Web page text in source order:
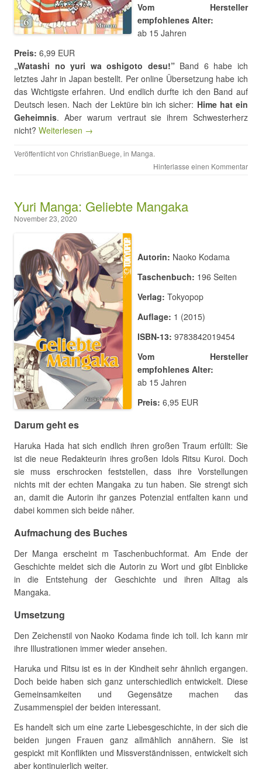
Vom Hersteller
empfohlenes Alter:
ab 15 Jahren
Preis: 6,99 EUR
„Watashi no yuri wa oshigoto desu!”Band 6 habe ich
letztes Jahr in Japan bestellt. Per online Übersetzung habe ich
das Wichtigste erfahren. Und endlich durfte ich den Band auf
Deutsch lesen. Nach der Lektüre bin ich sicher: Hime hat ein
Geheimnis. Aber warum vertraut sie ihrem Schwesterherz
nicht? Weiterlesen →
Veröffentlicht von ChristianBuege, in Manga.
Hinterlasse einen Kommentar
Yuri Manga: Geliebte Mangaka
November 23, 2020
Autorin: Naoko Kodama
Taschenbuch: 196 Seiten
Verlag: Tokyopop
Auflage: 1 (2015)
ISBN-13: 9783842019454
Vom Hersteller
empfohlenes Alter:
ab 15 Jahren
Preis: 6,95 EUR
Darum geht es
Haruka Hada hat sich endlich ihren großen Traum erfüllt: Sie
ist die neue Redakteurin ihres großen Idols Ritsu Kuroi. Doch
sie muss erschrocken feststellen, dass ihre Vorstellungen
nichts mit der echten Mangaka zu tun haben. Sie strengt sich
an, damit die Autorin ihr ganzes Potenzial entfalten kann und
dabei kommen sich beide näher.
Aufmachung des Buches
Der Manga erscheint m Taschenbuchformat. Am Ende der
Geschichte meldet sich die Autorin zu Wort und gibt Einblicke
in die Entstehung der Geschichte und ihren Alltag als
Mangaka.
Umsetzung
Den Zeichenstil von Naoko Kodama finde ich toll. Ich kann mir
ihre Illustrationen immer wieder ansehen.
Haruka und Ritsu ist es in der Kindheit sehr ähnlich ergangen.
Doch beide haben sich ganz unterschiedlich entwickelt. Diese
Gemeinsamkeiten und Gegensätze machen das
Zusammenspiel der beiden interessant.
Es handelt sich um eine zarte Liebesgeschichte, in der sich die
beiden jungen Frauen ganz allmählich annähern. Sie ist
gespickt mit Konflikten und Missverständnissen, entwickelt sich
aber kontinuierlich weiter.